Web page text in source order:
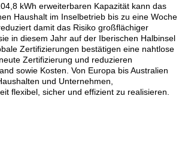
kWh erweiterbaren Kapazität kann das
Haushalt im Inselbetrieb bis zu eine Woche
damit das Risiko großflächiger
in diesem Jahr auf der Iberischen Halbinsel
Zertifizierungen bestätigen eine nahtlose
Zertifizierung und reduzieren
sowie Kosten. Von Europa bis Australien
und Unternehmen,
flexibel, sicher und effizient zu realisieren.